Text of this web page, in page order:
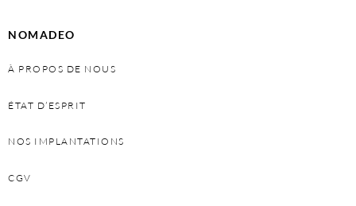
NOMADEO
À PROPOS DE NOUS
ÉTAT D’ESPRIT
NOS IMPLANTATIONS
CGV